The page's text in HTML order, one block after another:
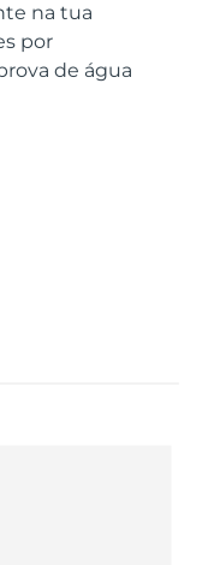
na tua
por
de água